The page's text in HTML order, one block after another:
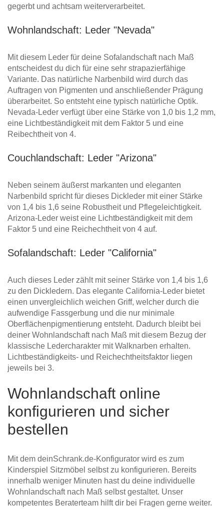
gegerbt und achtsam weiterverarbeitet.
Wohnlandschaft: Leder "Nevada"
Mit diesem Leder für deine Sofalandschaft nach Maß
entscheidest du dich für eine sehr strapazierfähige
Variante. Das natürliche Narbenbild wird durch das
Auftragen von Pigmenten und anschließender Prägung
überarbeitet. So entsteht eine typisch natürliche Optik.
Nevada-Leder verfügt über eine Stärke von 1,0 bis 1,2 mm,
eine Lichtbeständigkeit mit dem Faktor 5 und eine
Reibechtheit von 4.
Couchlandschaft: Leder "Arizona"
Neben seinem äußerst markanten und eleganten
Narbenbild spricht für dieses Dickleder mit einer Stärke
von 1,4 bis 1,6 seine Robustheit und Pflegeleichtigkeit.
Arizona-Leder weist eine Lichtbeständigkeit mit dem
Faktor 5 und eine Reichechtheit von 4 auf.
Sofalandschaft: Leder "California"
Auch dieses Leder zählt mit seiner Stärke von 1,4 bis 1,6
zu den Dickledern. Das elegante California-Leder bietet
einen unvergleichlich weichen Griff, welcher durch die
aufwendige Fassgerbung und die nur minimale
Oberflächenpigmentierung entsteht. Dadurch bleibt bei
deiner Wohnlandschaft nach Maß mit diesem Bezug der
klassische Ledercharakter mit Walknarben erhalten.
Lichtbeständigkeits- und Reichechtheitsfaktor liegen
jeweils bei 3.
Wohnlandschaft online
konfigurieren und sicher
bestellen
Mit dem deinSchrank.de-Konfigurator wird es zum
Kinderspiel Sitzmöbel selbst zu konfigurieren. Bereits
innerhalb weniger Minuten hast du deine individuelle
Wohnlandschaft nach Maß selbst gestaltet. Unser
kompetentes Beraterteam hilft dir bei Fragen gerne weiter.